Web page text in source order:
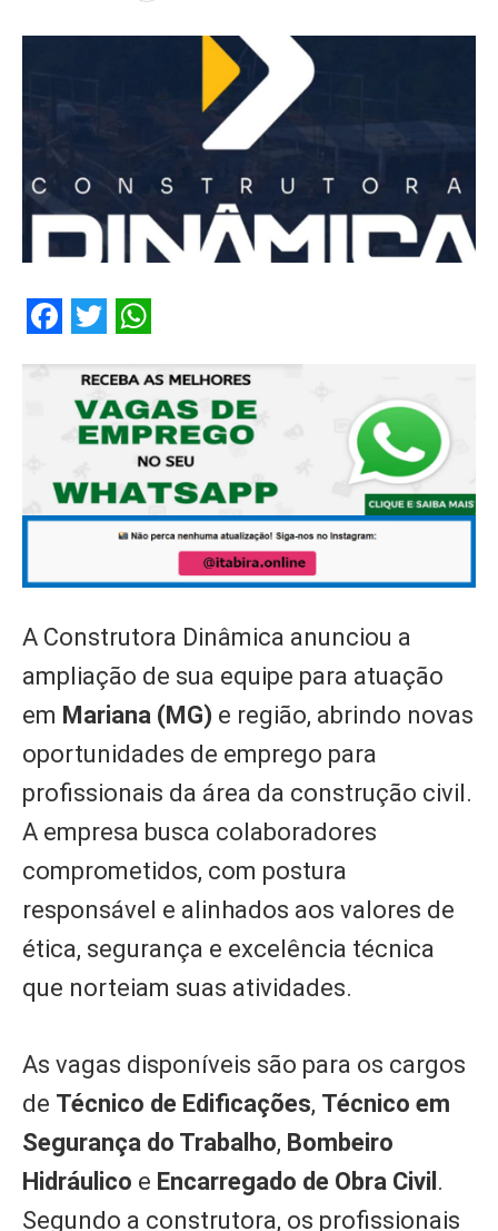
A Construtora Dinâmica anunciou a
ampliação de sua equipe para atuação
em Mariana (MG) e região, abrindo novas
oportunidades de emprego para
profissionais da área da construção civil.
A empresa busca colaboradores
comprometidos, com postura
responsável e alinhados aos valores de
ética, segurança e excelência técnica
que norteiam suas atividades.
As vagas disponíveis são para os cargos
de Técnico de Edificações, Técnico em
Segurança do Trabalho, Bombeiro
Hidráulico e Encarregado de Obra Civil .
Segundo a construtora, os profissionais